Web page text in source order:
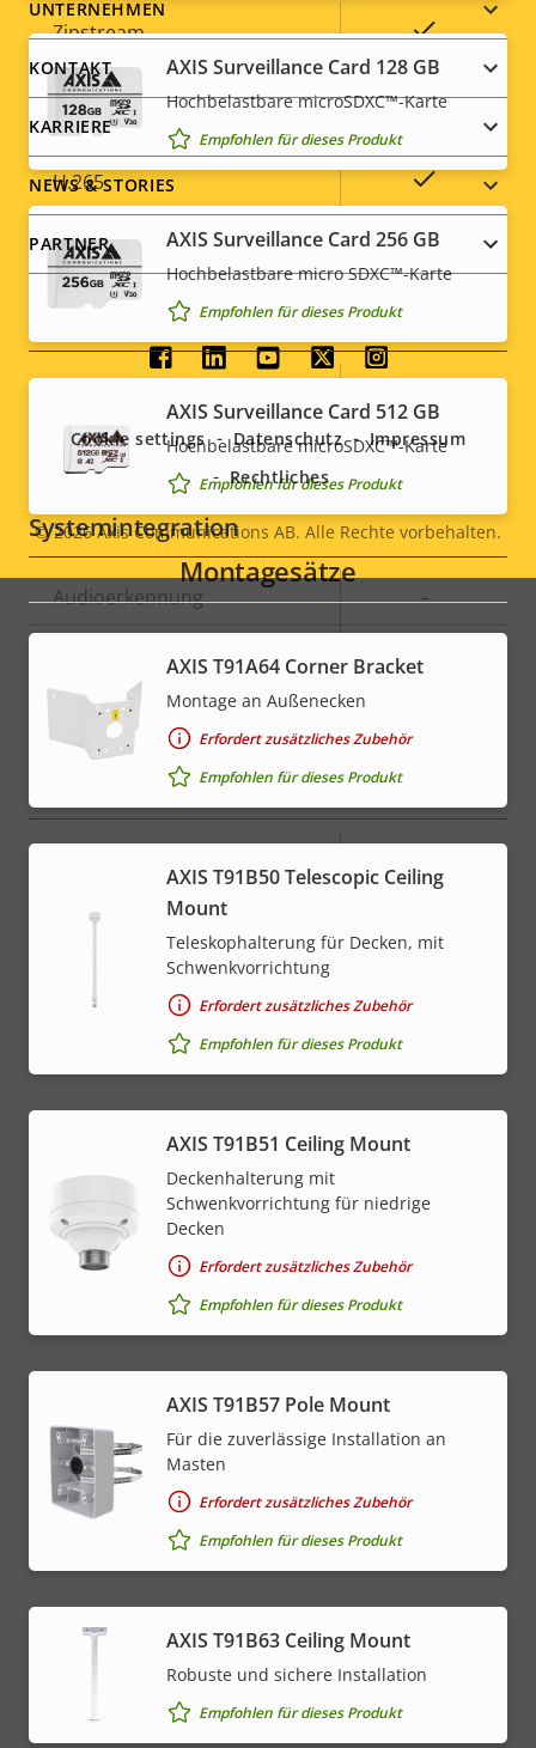
Eigentumsbeschreibung Eigentumswert
Zipstream Ja
H.264
Baseline,
H.265 Ja
AV1 –
Integriertes Mikrofon -
Systemintegration
Eigentumsbeschreibung Eigentumswert
Audioerkennung –
Active Tampering
Alarmeingänge/-ausgänge
* Einige technische Daten können je nach gewählter
Hardwareoption variieren.
AXIS Surveillance Card 128 GB
Hochbelastbare microSDXC™-Karte
Empfohlen für dieses Produkt
AXIS Surveillance Card 256 GB
Hochbelastbare micro SDXC™-Karte
Empfohlen für dieses Produkt
AXIS Surveillance Card 512 GB
Hochbelastbare microSDXC™-Karte
Empfohlen für dieses Produkt
Montagesätze
AXIS T91A64 Corner Bracket
Montage an Außenecken
Erfordert zusätzliches Zubehör
Empfohlen für dieses Produkt
AXIS T91B50 Telescopic Ceiling
Mount
Teleskophalterung für Decken, mit
Schwenkvorrichtung
Erfordert zusätzliches Zubehör
Empfohlen für dieses Produkt
AXIS T91B51 Ceiling Mount
Deckenhalterung mit
Schwenkvorrichtung für niedrige
Decken
Erfordert zusätzliches Zubehör
Empfohlen für dieses Produkt
AXIS T91B57 Pole Mount
Für die zuverlässige Installation an
Masten
Erfordert zusätzliches Zubehör
Empfohlen für dieses Produkt
AXIS T91B63 Ceiling Mount
Robuste und sichere Installation
Empfohlen für dieses Produkt
Footer
menu
UNTERNEHMEN
KONTAKT
KARRIERE
NEWS & STORIES
PARTNER
Social
menu
Legal
menu
© 2026Axis Communications AB. Alle Rechte vorbehalten.
Cookie settings Datenschutz
Impressum
Rechtliches